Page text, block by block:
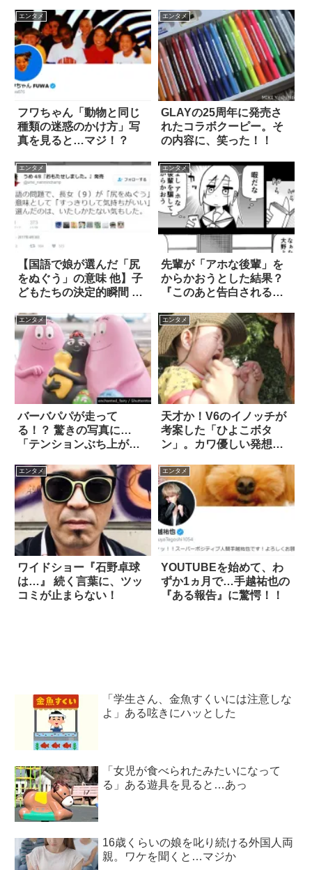
エンタメ
フワちゃん「動物と同じ
種類の迷惑のかけ方」写
真を見ると…マジ！？
エンタメ
GLAYの25周年に発売さ
れたコラボクーピー。そ
の内容に、笑った！！
エンタメ
【国語で娘が選んだ「尻
をぬぐう」の意味 他】子
どもたちの決定的瞬間 8
エンタメ
先輩が「アホな後輩」を
からかおうとした結果？
『このあと告白される
エンタメ
バーバパパが走って
る！？ 驚きの写真に…
「テンションぶち上が
エンタメ
天才か！V6のイノッチが
考案した「ひよこボタ
ン」。カワ優しい発想に
エンタメ
ワイドショー『石野卓球
は…』 続く言葉に、ツッ
コミが止まらない！
エンタメ
YOUTUBEを始めて、わ
ずか1ヵ月で…手越祐也の
『ある報告』に驚愕！！
「学生さん、金魚すくいには注意しな
よ」ある呟きにハッとした
「女児が食べられたみたいになって
る」ある遊具を見ると…あっ
16歳くらいの娘を叱り続ける外国人両
親。ワケを聞くと…マジか